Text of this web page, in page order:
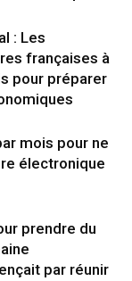
: Les
françaises à
pour préparer
mois pour ne
électronique
prendre du
par réunir